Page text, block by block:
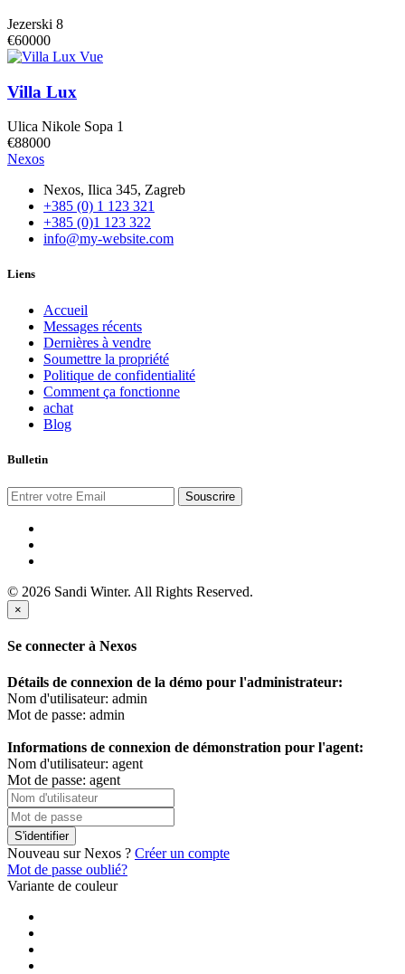
Jezerski 8
€60000
Vue
Villa Lux
Ulica Nikole Sopa 1
€88000
Nexos
Nexos, Ilica 345, Zagreb
+385 (0) 1 123 321
+385 (0)1 123 322
info@my-website.com
Liens
Accueil
Messages récents
Dernières à vendre
Soumettre la propriété
Politique de confidentialité
Comment ça fonctionne
achat
Blog
Bulletin
Souscrire
© 2026 Sandi Winter. All Rights Reserved.
×
Se connecter à Nexos
Détails de connexion de la démo pour l'administrateur:
Nom d'utilisateur: admin
Mot de passe: admin
Informations de connexion de démonstration pour l'agent:
Nom d'utilisateur: agent
Mot de passe: agent
S'identifier
Nouveau sur Nexos ? Créer un compte
Mot de passe oublié?
Variante de couleur